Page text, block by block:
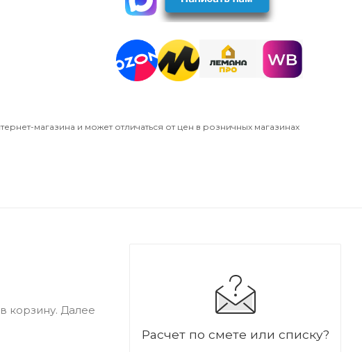
магазина и может отличаться от цен в розничных магазинах
корзину. Далее
Расчет по смете или списку?